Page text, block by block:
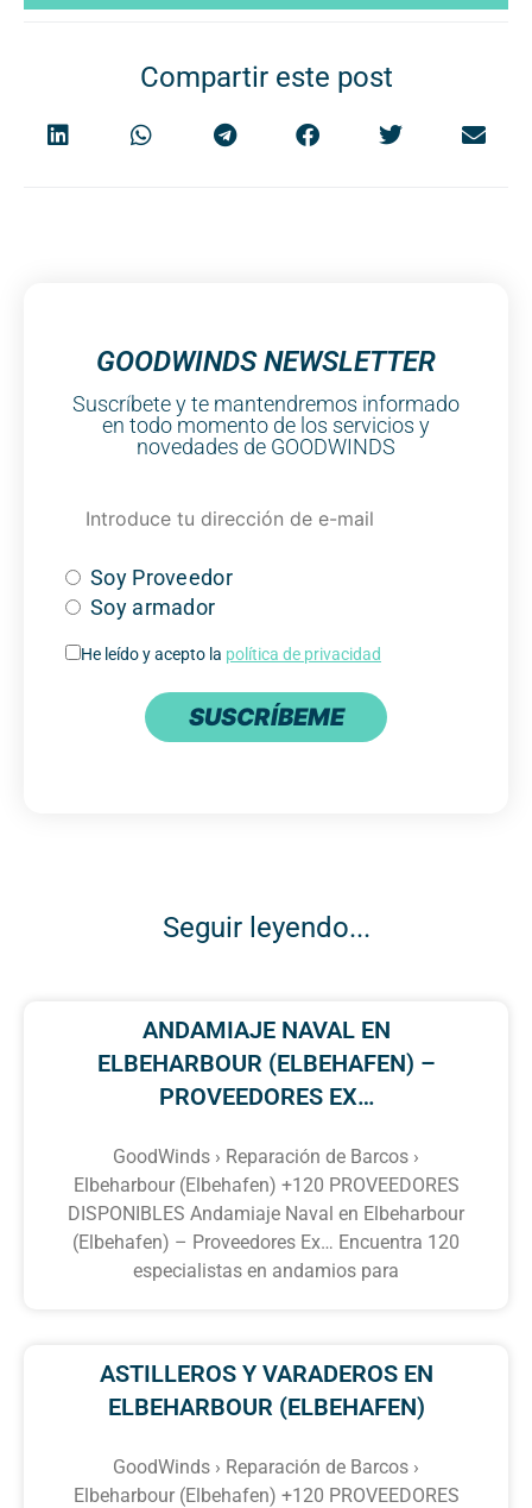
Compartir este post
GOODWINDS NEWSLETTER
Suscríbete y te mantendremos informado
en todo momento de los servicios y
novedades de GOODWINDS
Soy Proveedor
Soy armador
He leído y acepto la política de privacidad
SUSCRÍBEME
Seguir leyendo...
ANDAMIAJE NAVAL EN
ELBEHARBOUR (ELBEHAFEN) –
PROVEEDORES EX…
GoodWinds › Reparación de Barcos ›
Elbeharbour (Elbehafen) +120 PROVEEDORES
DISPONIBLES Andamiaje Naval en Elbeharbour
(Elbehafen) – Proveedores Ex… Encuentra 120
especialistas en andamios para
ASTILLEROS Y VARADEROS EN
ELBEHARBOUR (ELBEHAFEN)
GoodWinds › Reparación de Barcos ›
Elbeharbour (Elbehafen) +120 PROVEEDORES